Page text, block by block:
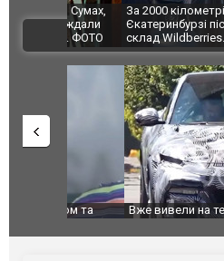
За 2000 кілометрів від
Єкатеринбурзі після атаки
склад Wildberries. ФОТО.
ВІДЕО
Вже вивели на тести: